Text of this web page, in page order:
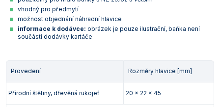
vhodný pro předmytí
možnost objednání náhradní hlavice
informace k dodávce: obrázek je pouze ilustrační, baňka není
součástí dodávky kartáče
Provedení Rozměry hlavice [mm]
Přírodní štětiny, dřevěná rukojeť 20 x 22 x 45